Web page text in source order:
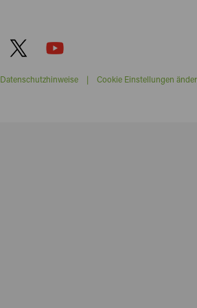
Datenschutzhinweise| Cookie Einstellungen